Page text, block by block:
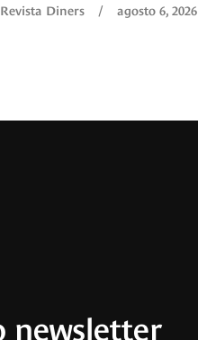
Revista Diners / agosto 6, 2026
newsletter